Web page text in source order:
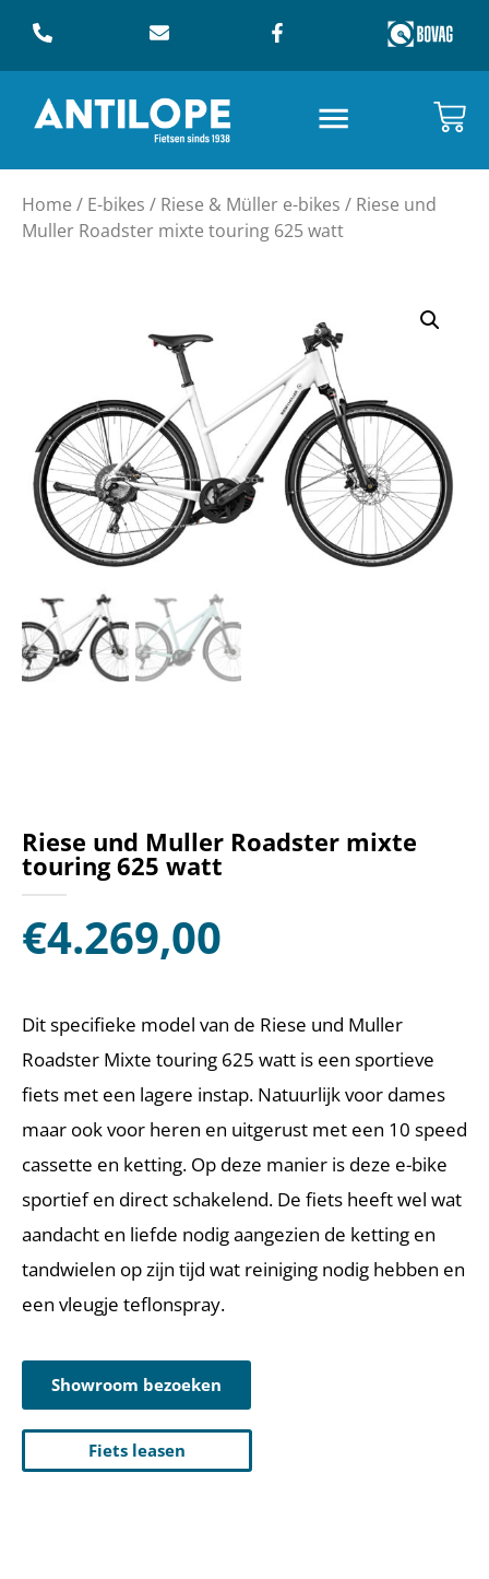
Home / E-bikes / Riese & Müller e-bikes / Riese und
Muller Roadster mixte touring 625 watt
Riese und Muller Roadster mixte
touring 625 watt
€4.269,00
Dit specifieke model van de Riese und Muller
Roadster Mixte touring 625 watt is een sportieve
fiets met een lagere instap. Natuurlijk voor dames
maar ook voor heren en uitgerust met een 10 speed
cassette en ketting. Op deze manier is deze e-bike
sportief en direct schakelend. De fiets heeft wel wat
aandacht en liefde nodig aangezien de ketting en
tandwielen op zijn tijd wat reiniging nodig hebben en
een vleugje teflonspray.
Showroom bezoeken
Fiets leasen